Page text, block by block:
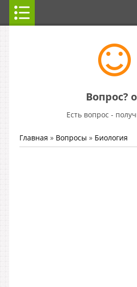
Вопрос?
Есть вопрос -
Главная » Вопросы » Биология